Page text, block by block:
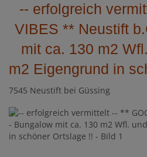
-- erfolgreich
VIBES ** Neustift
mit ca. 130 m2
m2 Eigengrund in
7545 Neustift bei Güssing